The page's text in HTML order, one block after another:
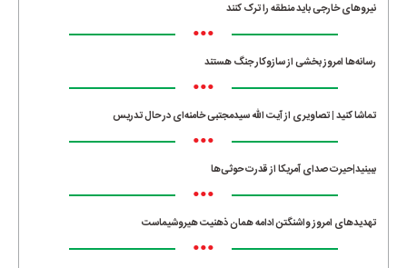
نیروهای خارجی باید منطقه را ترک کنند
•••
رسانه‌ها امروز بخشی از سازوکار جنگ هستند
•••
تماشا کنید | تصاویری از آیت الله سیدمجتبی خامنه‌ای در حال تدریس
•••
ببینید|حیرت صدای آمریکا از قدرت حوثی‌ها
•••
تهدیدهای امروز واشنگتن ادامه همان ذهنیت هیروشیماست
•••